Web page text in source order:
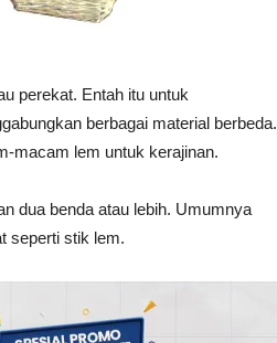
perekat. Entah itu untuk
berbagai material berbeda.
macam lem untuk kerajinan.
dua benda atau lebih. Umumnya
seperti stik lem.